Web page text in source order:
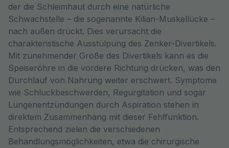
der die Schleimhaut durch eine natürliche
Schwachstelle – die sogenannte Kilian-Muskellücke –
nach außen drückt. Dies verursacht die
charakteristische Ausstülpung des Zenker-Divertikels.
Mit zunehmender Größe des Divertikels kann es die
Speiseröhre in die vordere Richtung drücken, was den
Durchlauf von Nahrung weiter erschwert. Symptome
wie Schluckbeschwerden, Regurgitation und sogar
Lungenentzündungen durch Aspiration stehen in
direktem Zusammenhang mit dieser Fehlfunktion.
Entsprechend zielen die verschiedenen
Behandlungsmöglichkeiten, etwa die chirurgische